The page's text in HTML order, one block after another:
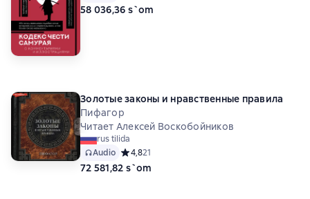
58 036,36 s`om
Золотые законы и нравственные правила
Пифагор
Читает Алексей Воскобойников
rus tilida
Audio Средний рейтинг 4,8 на основе 21 оценок
4,821
72 581,82 s`om